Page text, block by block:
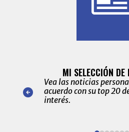
nuestro
para
MI SELECCIÓN
Vea las noticias
acuerdo con su top 20
interés.